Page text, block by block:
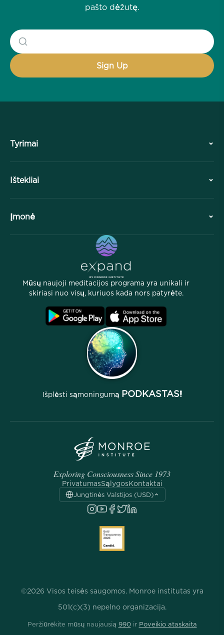
pašto dėžutę.
Tyrimai
Profesinė divizija
Straipsniai
Ištekliai
Nemokamos meditacijos
Partnerių programa
Įmonė
Vietos
Mūsų naujoji meditacijos programa yra unikali ir
skiriasi nuo visų, kuriuos kada nors patyrėte.
Išplėsti sąmoningumą PODKASTAS!
Exploring Consciousness Since 1973
PrivatumasSąlygosKontaktai
Jungtinės Valstijos (USD)
©2026 Visos teisės saugomos. Monroe institutas yra
501(c)(3) nepelno organizacija.
Peržiūrėkite mūsų naujausią 990ir Poveikio ataskaita